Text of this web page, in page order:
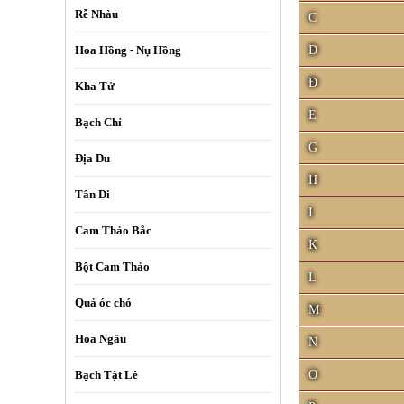
Rễ Nhàu
Hoa Hồng - Nụ Hồng
Kha Tử
Bạch Chỉ
Địa Du
Tân Di
Cam Thảo Bắc
Bột Cam Thảo
Quả óc chó
Hoa Ngâu
Bạch Tật Lê
C
D
Đ
E
G
H
I
K
L
M
N
O